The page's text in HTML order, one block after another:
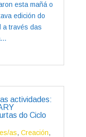
esta mañá o
edición do
a través das
actividades:
do Ciclo
as, Creación,